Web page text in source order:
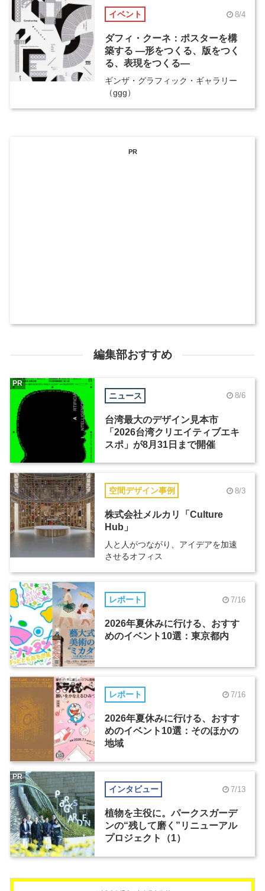
イベント 8/4
ダフィ・クーネ：ポスターを構
築する ―形をつくる、版をつく
る、表現をつくる―
ギンザ・グラフィック・ギャラリー
（ggg）
PR
編集部おすすめ
ニュース 8/6
台湾最大のデザイン見本市
「2026台湾クリエイティブエキ
スポ」が8月31日まで開催
PR
空間デザイン事例 8/3
株式会社メルカリ「Culture
Hub」
人と人がつながり、アイデアを加速
させるオフィス
レポート 7/16
2026年夏休みに行ける、おすす
めのイベント10選：東京都内
レポート 7/16
2026年夏休みに行ける、おすす
めのイベント10選：そのほかの
地域
インタビュー 7/13
植物を主役に。パークスガーデ
ンの“残して磨く”リニューアル
プロジェクト（1）
PR